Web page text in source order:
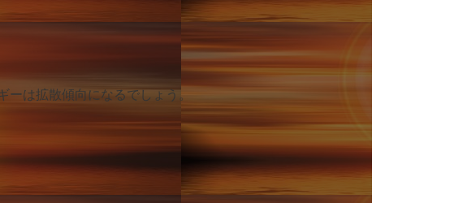
は拡散傾向になるでしょう。